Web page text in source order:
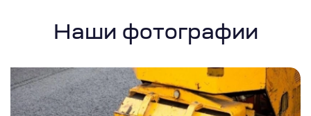
Наши фотографии